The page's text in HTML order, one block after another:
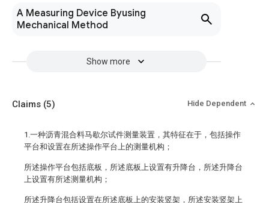
A Measuring Device Byusing
Mechanical Method
Show more
Claims (5) Hide Dependent
1.一种沥青混合料马歇尔试件测量装置，其特征在于，包括操作
平台和设置在所述操作平台上的测量机构；
所述操作平台包括底板，所述底板上设置有升降台，所述升降台
上设置有所述测量机构；
所述升降台包括设置在所述底板上的安装竖架，所述安装竖架上